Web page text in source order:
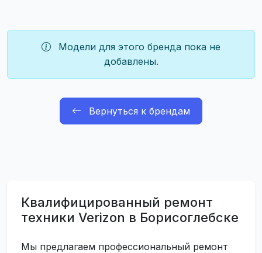
Модели для этого бренда пока не
добавлены.
Вернуться к брендам
Квалифицированный ремонт
техники Verizon в Борисоглебске
Мы предлагаем профессиональный ремонт